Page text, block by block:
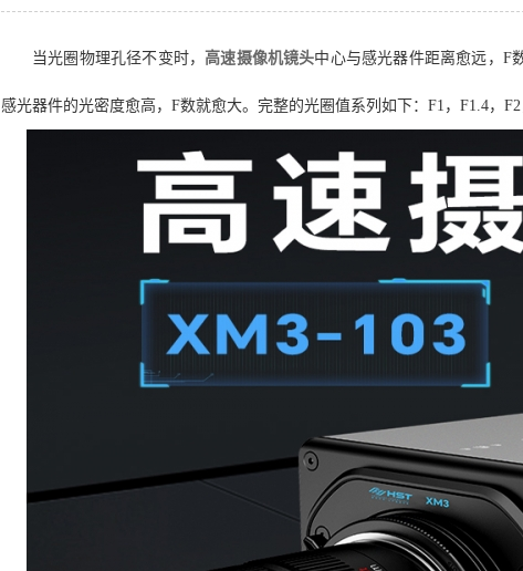
当光圈物理孔径不变时，高速摄像机镜头中心与感光器件距离愈远，F
感光器件的光密度愈高，F数就愈大。完整的光圈值系列如下：F1，F1.4，F2